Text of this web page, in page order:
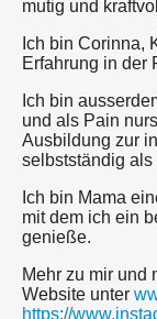
mutig und
Ich bin Corinna,
Erfahrung in der
Ich bin
und als Pain
Ausbildung zur
selbstständig
Ich bin Mama
mit dem ich ein
genieße.
Mehr zu mir und
Website unter
https://